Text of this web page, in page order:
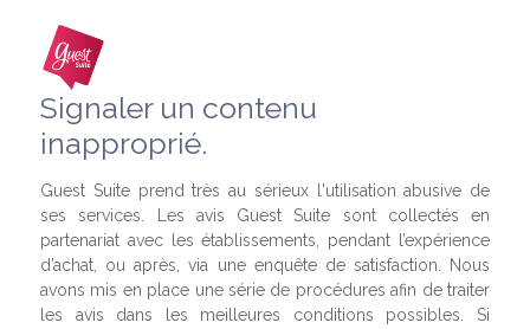
Signaler un contenu
inapproprié.
Guest Suite prend très au sérieux l'utilisation abusive de
ses services. Les avis Guest Suite sont collectés en
partenariat avec les établissements, pendant l’expérience
d’achat, ou après, via une enquête de satisfaction. Nous
avons mis en place une série de procédures afin de traiter
les avis dans les meilleures conditions possibles. Si